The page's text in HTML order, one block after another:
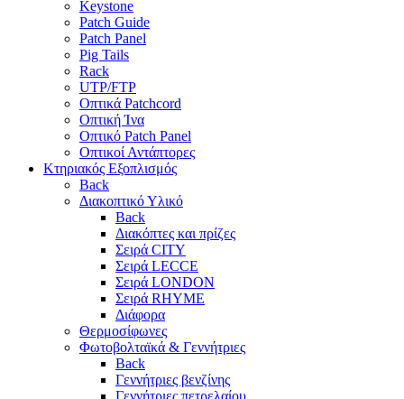
Keystone
Patch Guide
Patch Panel
Pig Tails
Rack
UTP/FTP
Οπτικά Patchcord
Οπτική Ίνα
Οπτικό Patch Panel
Οπτικοί Αντάπτορες
Κτηριακός Εξοπλισμός
Back
Διακοπτικό Υλικό
Back
Διακόπτες και πρίζες
Σειρά CITY
Σειρά LECCE
Σειρά LONDON
Σειρά RHYME
Διάφορα
Θερμοσίφωνες
Φωτοβολταϊκά & Γεννήτριες
Back
Γεννήτριες βενζίνης
Γεννήτριες πετρελαίου